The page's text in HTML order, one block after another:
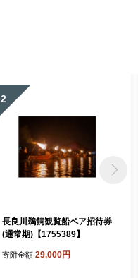
2
長良川鵜飼観覧船ペア招待券
(通常期)【1755389】
寄附金額 29,000円